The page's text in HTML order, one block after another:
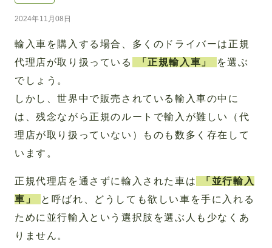
2024年11月08日
輸入車を購入する場合、多くのドライバーは正規
代理店が取り扱っている
「正規輸入車」
を選ぶ
でしょう。
しかし、世界中で販売されている輸入車の中に
は、残念ながら正規のルートで輸入が難しい（代
理店が取り扱っていない）ものも数多く存在して
います。
正規代理店を通さずに輸入された車は
「並行輸入
車」
と呼ばれ、どうしても欲しい車を手に入れる
ために並行輸入という選択肢を選ぶ人も少なくあ
りません。